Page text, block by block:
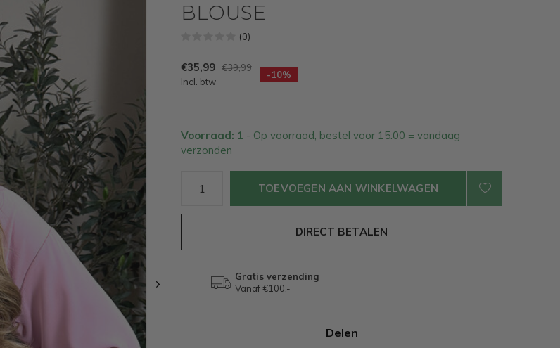
BLOUSE
(0)
€35,99 €39,99
Incl. btw
-10%
Voorraad: 1 - Op voorraad, bestel voor 15:00 = vandaag
verzonden
TOEVOEGEN AAN WINKELWAGEN
DIRECT BETALEN
Gratis verzending
Vanaf €100,-
Delen